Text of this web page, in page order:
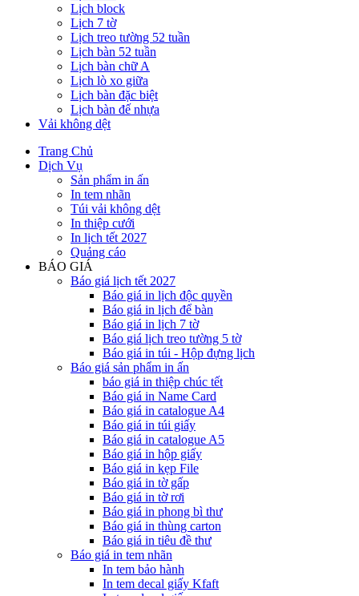
Lịch block
Lịch 7 tờ
Lịch treo tường 52 tuần
Lịch bàn 52 tuần
Lịch bàn chữ A
Lịch lò xo giữa
Lịch bàn đặc biệt
Lịch bàn đế nhựa
Vải không dệt
Trang Chủ
Dịch Vụ
Sản phẩm in ấn
In tem nhãn
Túi vải không dệt
In thiệp cưới
In lịch tết 2027
Quảng cáo
BÁO GIÁ
Báo giá lịch tết 2027
Báo giá in lịch độc quyền
Báo giá in lịch để bàn
Báo giá in lịch 7 tờ
Báo giá lịch treo tường 5 tờ
Báo giá in túi - Hộp đựng lịch
Báo giá sản phẩm in ấn
báo giá in thiệp chúc tết
Báo giá in Name Card
Báo giá in catalogue A4
Báo giá in túi giấy
Báo giá in catalogue A5
Báo giá in hộp giấy
Báo giá in kẹp File
Báo giá in tờ gấp
Báo giá in tờ rơi
Báo giá in phong bì thư
Báo giá in thùng carton
Báo giá in tiêu đề thư
Báo giá in tem nhãn
In tem bảo hành
In tem decal giấy Kfaft